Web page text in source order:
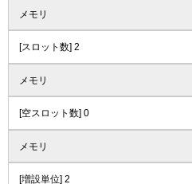
メモリ
[スロット数] 2
メモリ
[空スロット数] 0
メモリ
[増設単位] 2